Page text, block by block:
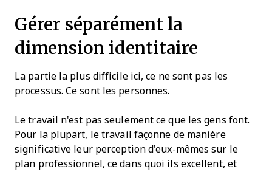
Gérer séparément la
dimension identitaire
La partie la plus difficile ici, ce ne sont pas les
processus. Ce sont les personnes.
Le travail n'est pas seulement ce que les gens font.
Pour la plupart, le travail façonne de manière
significative leur perception d'eux-mêmes sur le
plan professionnel, ce dans quoi ils excellent, et